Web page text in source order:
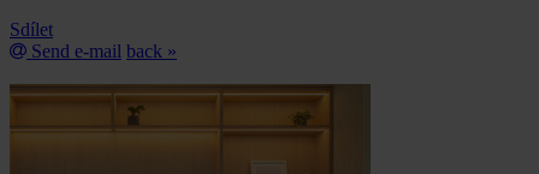
Sdílet
Send e-mail back »